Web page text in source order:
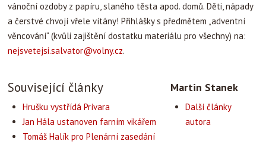
vánoční ozdoby z papíru, slaného těsta apod. domů. Děti, nápady
a čerstvé chvojí vřele vítány! Přihlášky s předmětem „adventní
věncování“ (kvůli zajištění dostatku materiálu pro všechny) na:
nejsvetejsi.salvator@volny.cz.
Související články
Hrušku vystřídá Prívara
Jan Hála ustanoven farním vikářem
Tomáš Halík pro Plenární zasedání
Martin Stanek
Další články
autora